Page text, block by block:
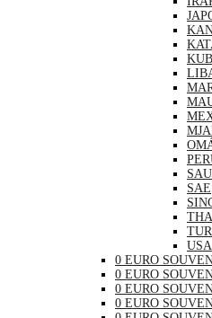
SAE
USA
0 EURO
0 EURO
0 EURO
0 EURO